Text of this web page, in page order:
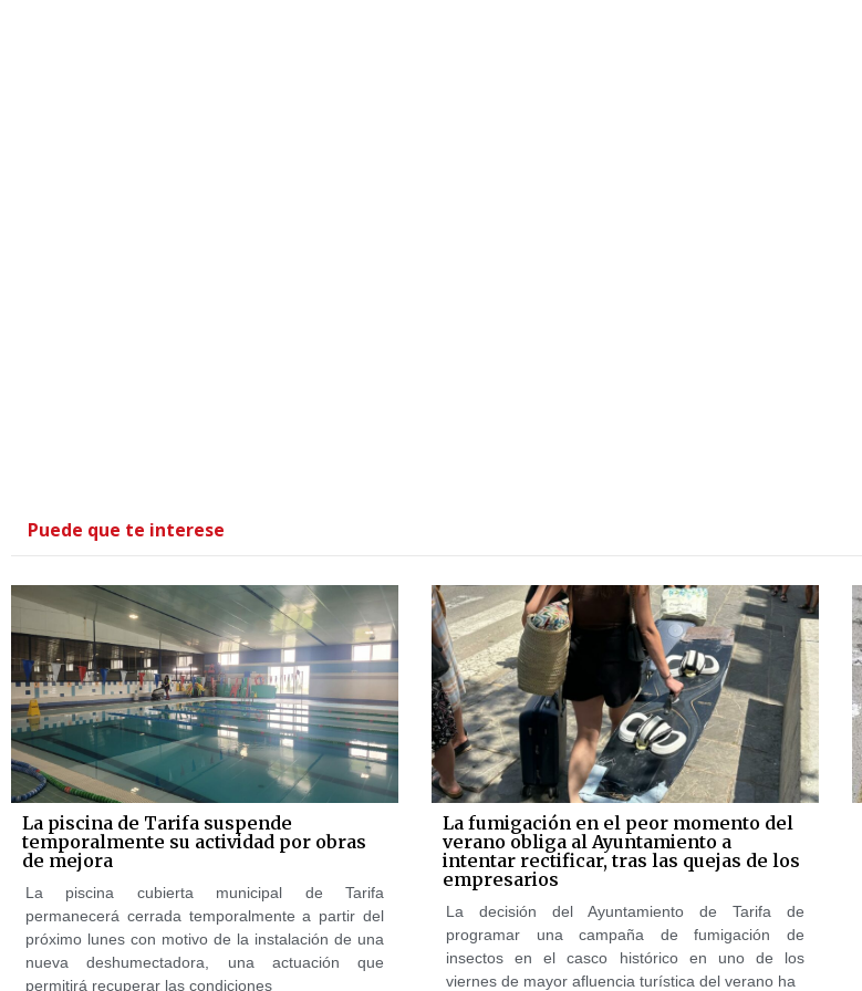
Puede que te interese
La piscina de Tarifa suspende
temporalmente su actividad por obras
de mejora
La piscina cubierta municipal de Tarifa
permanecerá cerrada temporalmente a partir del
próximo lunes con motivo de la instalación de una
nueva deshumectadora, una actuación que
permitirá recuperar las condiciones
La fumigación en el peor momento del
verano obliga al Ayuntamiento a
intentar rectificar, tras las quejas de los
empresarios
La decisión del Ayuntamiento de Tarifa de
programar una campaña de fumigación de
insectos en el casco histórico en uno de los
viernes de mayor afluencia turística del verano ha